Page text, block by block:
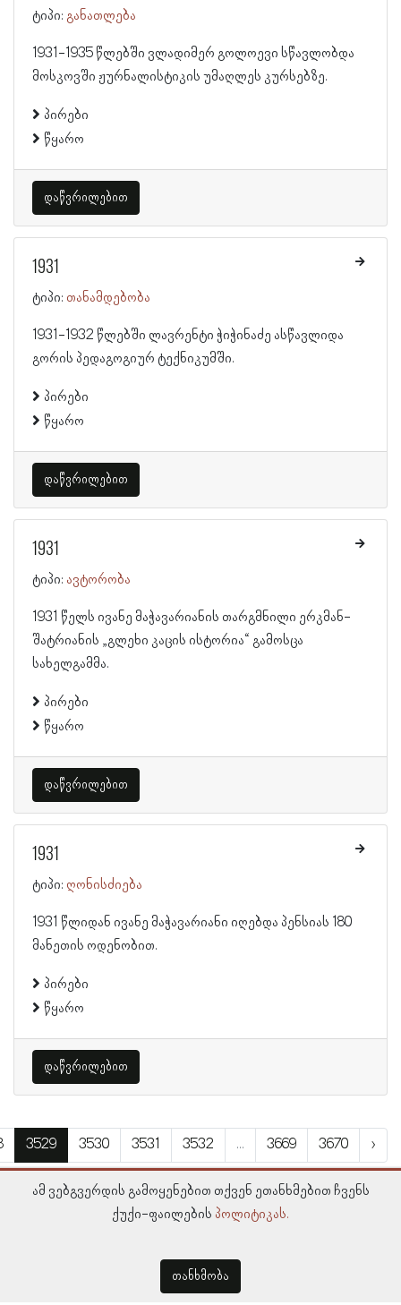
ტიპი: განათლება
1931-1935 წლებში ვლადიმერ გოლოევი სწავლობდა
მოსკოვში ჟურნალისტიკის უმაღლეს კურსებზე.
პირები
წყარო
დაწვრილებით
1931
ტიპი: თანამდებობა
1931-1932 წლებში ლავრენტი ჭიჭინაძე ასწავლიდა
გორის პედაგოგიურ ტექნიკუმში.
პირები
წყარო
დაწვრილებით
1931
ტიპი: ავტორობა
1931 წელს ივანე მაჭავარიანის თარგმნილი ერკმან-
შატრიანის „გლეხი კაცის ისტორია“ გამოსცა
სახელგამმა.
პირები
წყარო
დაწვრილებით
1931
ტიპი: ღონისძიება
1931 წლიდან ივანე მაჭავარიანი იღებდა პენსიას 180
მანეთის ოდენობით.
პირები
წყარო
დაწვრილებით
3529 3530 3531 3532 ... 3669 3670 ›
ამ ვებგვერდის გამოყენებით თქვენ ეთანხმებით ჩვენს
ქუქი-ფაილების პოლიტიკას.
თანხმობა